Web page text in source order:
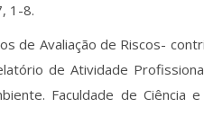
1-8.
de Avaliação de Riscos-
de Atividade
Faculdade de Ciência